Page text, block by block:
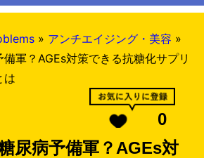
» アンチエイジング・美容 »
軍？AGEs対策できる抗糖化サプリ
は
0
尿病予備軍？AGEs対